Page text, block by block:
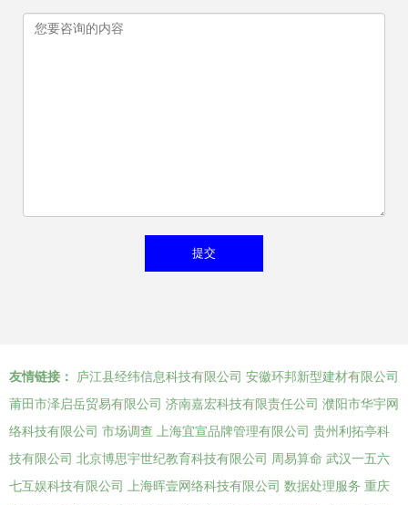
友情链接： 庐江县经纬信息科技有限公司 安徽环邦新型建材有限公司
莆田市泽启岳贸易有限公司 济南嘉宏科技有限责任公司 濮阳市华宇网
络科技有限公司 市场调查 上海宜宣品牌管理有限公司 贵州利拓亭科
技有限公司 北京博思宇世纪教育科技有限公司 周易算命 武汉一五六
七互娱科技有限公司
上海晖壹网络科技有限公司 数据处理服务 重庆